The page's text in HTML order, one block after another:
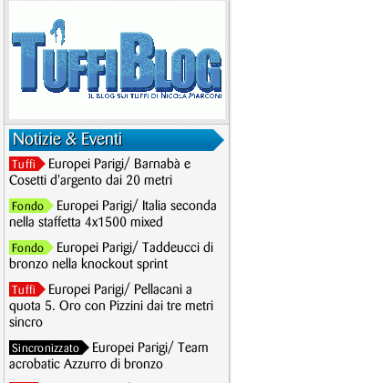
Notizie & Eventi
Tuffi
Europei Parigi/ Barnabà e
Cosetti d'argento dai 20 metri
Fondo
Europei Parigi/ Italia seconda
nella staffetta 4x1500 mixed
Fondo
Europei Parigi/ Taddeucci di
bronzo nella knockout sprint
Tuffi
Europei Parigi/ Pellacani a
quota 5. Oro con Pizzini dai tre metri
sincro
Sincronizzato
Europei Parigi/ Team
acrobatic Azzurro di bronzo